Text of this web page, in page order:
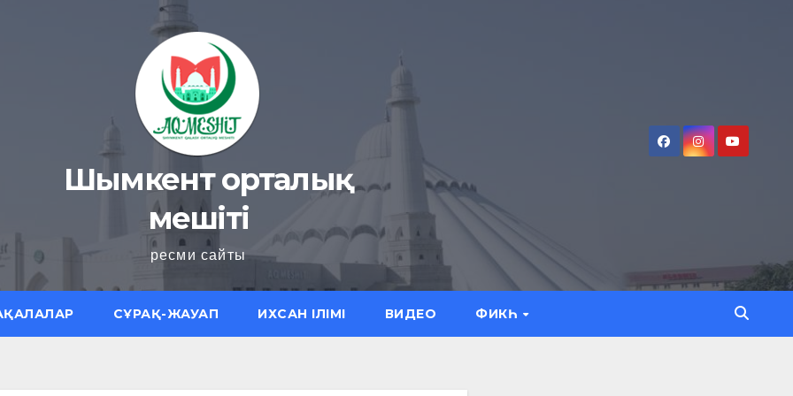
Шымкент орталық
мешіті
ресми сайты
СҰРАҚ-ЖАУАП ИХСАН ІЛІМІ ВИДЕО ФИКҺ